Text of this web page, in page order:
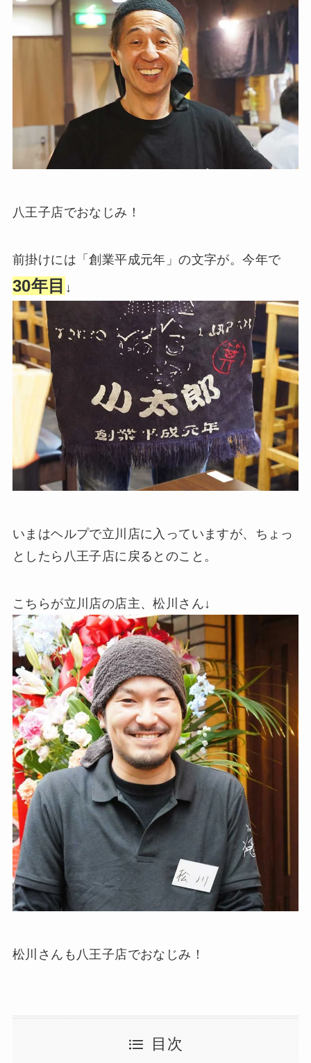
八王子店でおなじみ！
前掛けには「創業平成元年」の文字が。今年で
30年目 ↓
いまはヘルプで立川店に入っていますが、ちょっ
としたら八王子店に戻るとのこと。
こちらが立川店の店主、松川さん↓
松川さんも八王子店でおなじみ！
目次